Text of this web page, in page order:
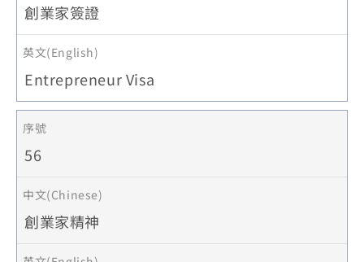
創業家簽證
Entrepreneur Visa
56
創業家精神